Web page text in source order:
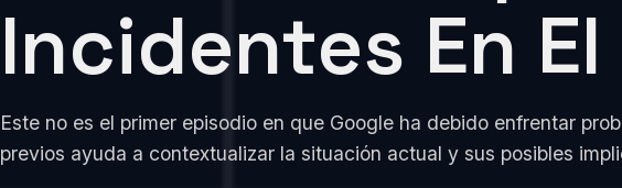
Incidentes En
Este no es el primer episodio en que Google ha debido enfrentar
previos ayuda a contextualizar la situación actual y sus posibles